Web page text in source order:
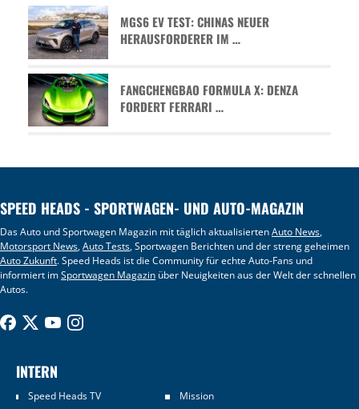
MGS6 EV TEST: CHINAS NEUER
HERAUSFORDERER IM …
FANGCHENGBAO FORMULA X: DENZA
FORDERT FERRARI …
SPEED HEADS - SPORTWAGEN- UND AUTO-MAGAZIN
Das Auto und Sportwagen Magazin mit täglich aktualisiertenAuto News,
Motorsport News,Auto Tests, Sportwagen Berichten und der streng geheimen
Auto Zukunft. Speed Heads ist die Community für echte Auto-Fans und
informiert imSportwagen Magazin über Neuigkeiten aus der Welt der schnellen
Autos.
INTERN
Speed Heads TV
Mission